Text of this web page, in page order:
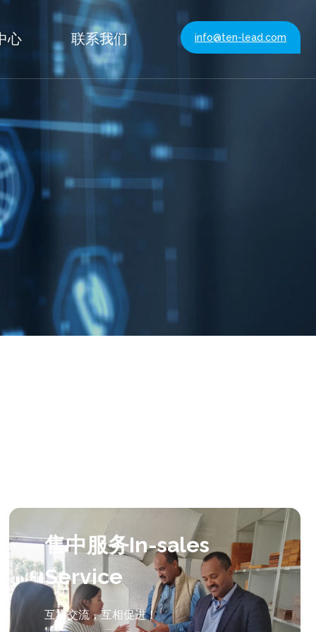
心 联系我们 info@ten-lead.com
售中服务In-sales
Service
互相交流，互相促进！